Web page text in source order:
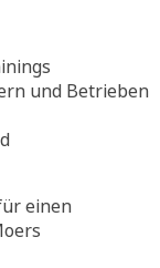
und Betrieben
einen